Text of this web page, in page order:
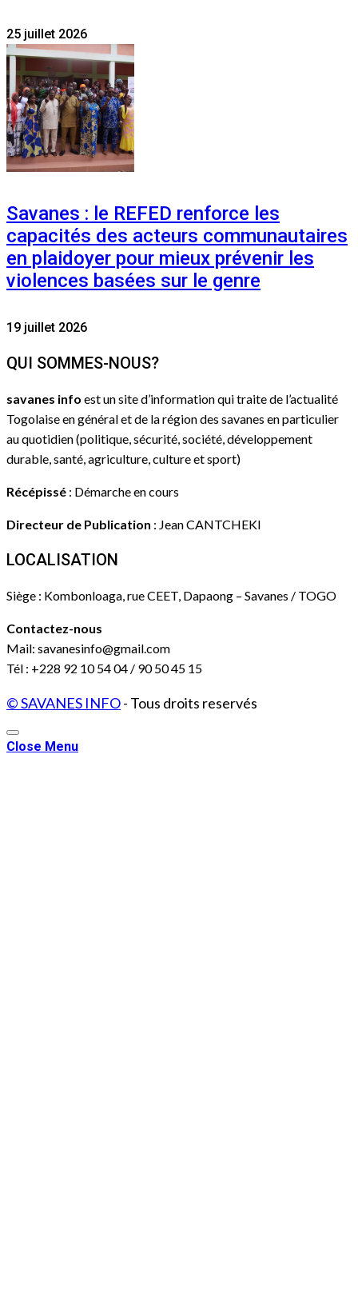
25 juillet 2026
Savanes : le REFED renforce les
capacités des acteurs communautaires
en plaidoyer pour mieux prévenir les
violences basées sur le genre
19 juillet 2026
QUI SOMMES-NOUS?
savanes info est un site d’information qui traite de l’actualité
Togolaise en général et de la région des savanes en particulier
au quotidien (politique, sécurité, société, développement
durable, santé, agriculture, culture et sport)
Récépissé : Démarche en cours
Directeur de Publication : Jean CANTCHEKI
LOCALISATION
Siège : Kombonloaga, rue CEET, Dapaong – Savanes / TOGO
Contactez-nous
Mail: savanesinfo@gmail.com
Tél : +228 92 10 54 04 / 90 50 45 15
© SAVANES INFO- Tous droits reservés
Close Menu